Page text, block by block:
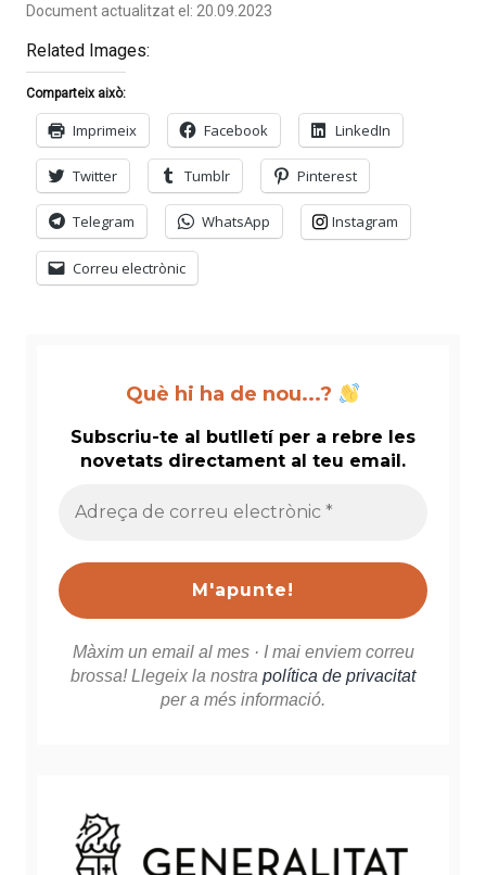
Document actualitzat el: 20.09.2023
Related Images:
Comparteix això:
Imprimeix Facebook LinkedIn
Twitter Tumblr Pinterest
Telegram WhatsApp Instagram
Correu electrònic
Què hi ha de nou...?
Subscriu-te al butlletí per a rebre les
novetats directament al teu email.
*
Màxim un email al mes · I mai enviem correu
brossa! Llegeix la nostra política de privacitat
per a més informació.